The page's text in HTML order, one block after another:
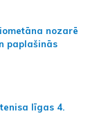
nozarē
paplašinās
līgas 4.